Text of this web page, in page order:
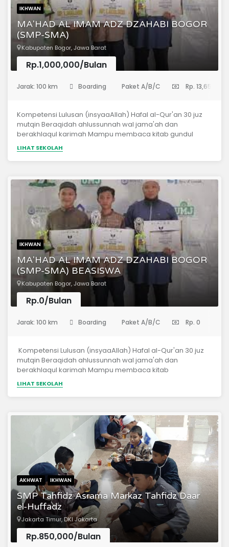
IKHWAN
MA'HAD AL IMAM ADZ DZAHABI BOGOR
(SMP-SMA)
Kabupaten Bogor, Jawa Barat
Rp.1,000,000/Bulan
Jarak: 100 km Boarding Paket A/B/C Rp. 13,650,000
Kompetensi Lulusan (insyaaAllah) Hafal al-Qur'an 30 juz
mutqin Beraqidah ahlussunnah wal jama'ah dan
berakhlaqul karimah Mampu membaca kitab gundul
Mampu berkomunikasi dengan Bahasa Arab &amp;
Inggris Memahami dasar-dasar ilmu syar'i Hafal matan-
matan ilmiyyah
LIHAT SEKOLAH
IKHWAN
MA'HAD AL IMAM ADZ DZAHABI BOGOR
(SMP-SMA) BEASISWA
Kabupaten Bogor, Jawa Barat
Rp.0/Bulan
Jarak: 100 km Boarding Paket A/B/C Rp. 0
Kompetensi Lulusan (insyaaAllah) Hafal al-Qur'an 30 juz
mutqin Beraqidah ahlussunnah wal jama'ah dan
berakhlaqul karimah Mampu membaca kitab
gundul Mampu berkomunikasi dengan Bahasa Arab
&amp; Inggris Memahami dasar-dasar ilmu syar'i Hafal
matan-matan ilmiyyah
LIHAT SEKOLAH
AKHWAT IKHWAN
SMP Tahfidz Asrama Markaz Tahfidz Daar
el-Huffadz
Jakarta Timur, DKI Jakarta
Rp.850,000/Bulan